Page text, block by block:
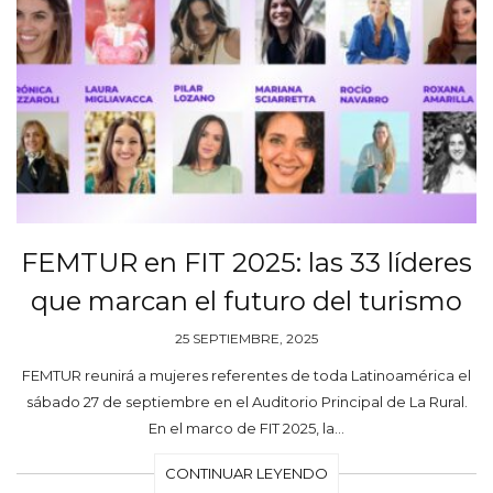
FEMTUR en FIT 2025: las 33 líderes
que marcan el futuro del turismo
25 SEPTIEMBRE, 2025
FEMTUR reunirá a mujeres referentes de toda Latinoamérica el
sábado 27 de septiembre en el Auditorio Principal de La Rural.
En el marco de FIT 2025, la…
CONTINUAR LEYENDO